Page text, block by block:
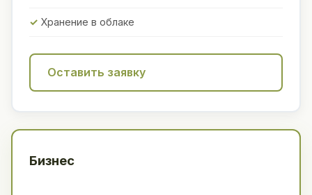
Хранение в облаке
Оставить заявку
Бизнес